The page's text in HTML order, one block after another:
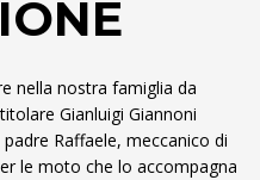
nella nostra famiglia da
Gianluigi Giannoni
Raffaele, meccanico di
le moto che lo accompagna